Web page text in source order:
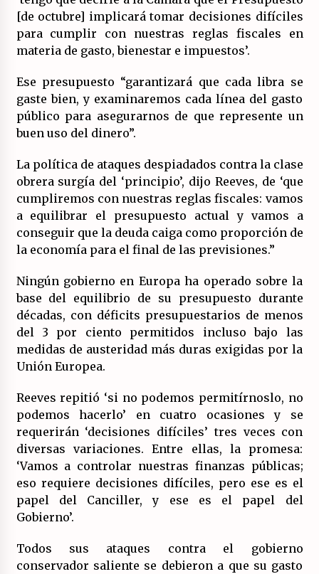
[de octubre] implicará tomar decisiones difíciles
para cumplir con nuestras reglas fiscales en
materia de gasto, bienestar e impuestos’.
Ese presupuesto “garantizará que cada libra se
gaste bien, y examinaremos cada línea del gasto
público para asegurarnos de que represente un
buen uso del dinero”.
La política de ataques despiadados contra la clase
obrera surgía del ‘principio’, dijo Reeves, de ‘que
cumpliremos con nuestras reglas fiscales: vamos
a equilibrar el presupuesto actual y vamos a
conseguir que la deuda caiga como proporción de
la economía para el final de las previsiones.”
Ningún gobierno en Europa ha operado sobre la
base del equilibrio de su presupuesto durante
décadas, con déficits presupuestarios de menos
del 3 por ciento permitidos incluso bajo las
medidas de austeridad más duras exigidas por la
Unión Europea.
Reeves repitió ‘si no podemos permitírnoslo, no
podemos hacerlo’ en cuatro ocasiones y se
requerirán ‘decisiones difíciles’ tres veces con
diversas variaciones. Entre ellas, la promesa:
‘Vamos a controlar nuestras finanzas públicas;
eso requiere decisiones difíciles, pero ese es el
papel del Canciller, y ese es el papel del
Gobierno’.
Todos sus ataques contra el gobierno
conservador saliente se debieron a que su gasto